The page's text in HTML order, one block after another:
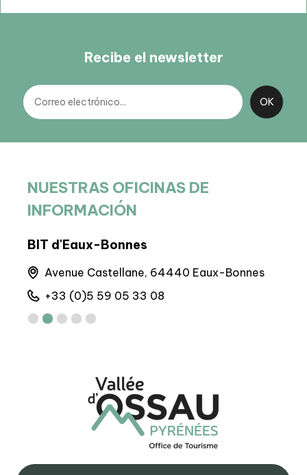
Recibe el newsletter
NUESTRAS OFICINAS DE
INFORMACIÓN
BIT d'Eaux-Bonnes
Avenue Castellane, 64440 Eaux-Bonnes
+33 (0)5 59 05 33 08